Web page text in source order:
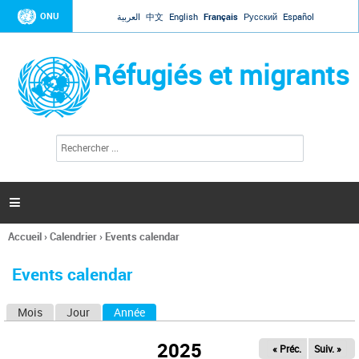
Jump to navigation
ONU العربية 中文 English Français Русский Español
Réfugiés et migrants
l
c
h
e

Vous
ici
Accueil›Calendrier› Events calendar
Events calendar
Mois Jour Année
2025 « Préc. Suiv. »